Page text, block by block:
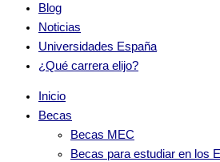
Blog
Noticias
Universidades España
¿Qué carrera elijo?
Inicio
Becas
Becas MEC
Becas para estudiar en los